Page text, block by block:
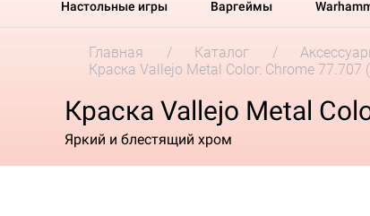
Настольные игры Варгеймы
Главная Каталог
Краска Vallejo Metal Color: Chrome 77.707
Краска Vallejo Metal
Яркий и блестящий хром